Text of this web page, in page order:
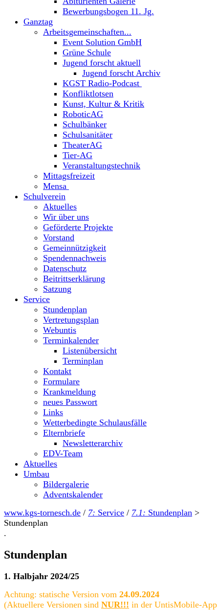
Bewerbungsbogen 11. Jg.
Ganztag
Arbeitsgemeinschaften...
Event Solution GmbH
Grüne Schule
Jugend forscht aktuell
Jugend forscht Archiv
KGST Radio-Podcast
Konfliktlotsen
Kunst, Kultur & Kritik
RoboticAG
Schulbänker
Schulsanitäter
TheaterAG
Tier-AG
Veranstaltungstechnik
Mittagsfreizeit
Mensa
Schulverein
Aktuelles
Wir über uns
Geförderte Projekte
Vorstand
Gemeinnützigkeit
Spendennachweis
Datenschutz
Beitrittserklärung
Satzung
Service
Stundenplan
Vertretungsplan
Webuntis
Terminkalender
Listenübersicht
Terminplan
Kontakt
Formulare
Krankmeldung
neues Passwort
Links
Wetterbedingte Schulausfälle
Elternbriefe
Newsletterarchiv
EDV-Team
Aktuelles
Umbau
Bildergalerie
Adventskalender
www.kgs-tornesch.de / 7: Service / 7.1: Stundenplan >
Stundenplan
.
Stundenplan
1. Halbjahr 2024/25
Achtung: statische Version vom 24.09.2024
(Aktuellere Versionen sind NUR!!! in der UntisMobile-App